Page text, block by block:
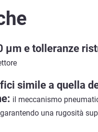
µm e tolleranze
simile a quella
il meccanismo
una rugosità